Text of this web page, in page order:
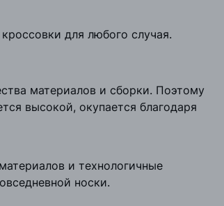
для любого случая.
материалов и сборки. Поэтому
высокой, окупается благодаря
и технологичные
носки.